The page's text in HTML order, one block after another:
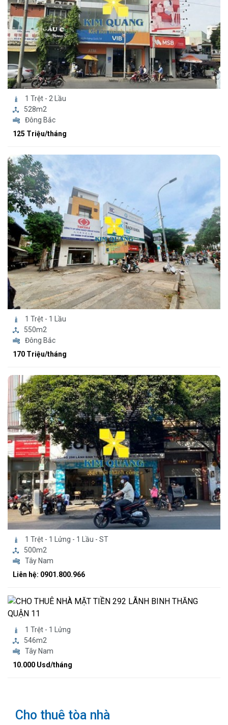
1 Trệt - 2 Lầu
528m2
Đông Bắc
125 Triệu/tháng
1 Trệt - 1 Lầu
550m2
Đông Bắc
170 Triệu/tháng
1 Trệt - 1 Lửng - 1 Lầu - ST
500m2
Tây Nam
Liên hệ: 0901.800.966
1 Trệt - 1 Lửng
546m2
Tây Nam
10.000 Usd/tháng
Cho thuê tòa nhà